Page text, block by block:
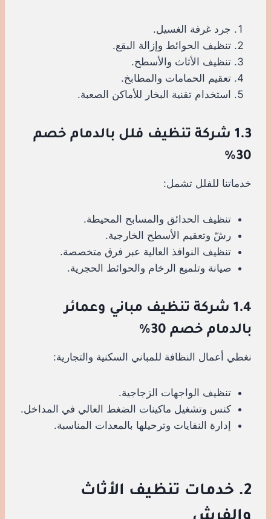
جرد غرفة الغسيل.
تنظيف الحوائط وإزالة البقع.
تنظيف الأثاث والأسطح.
تعقيم الحمامات والمطابخ.
استخدام تقنية البخار للأماكن الصعبة.
1.3 شركة تنظيف فلل بالدمام خصم
30%
خدماتنا للفلل تشمل:
تنظيف الحدائق والمسابح المحيطة.
رشّ وتعقيم الأسطح الخارجية.
تنظيف النوافذ العالية عبر فرق متخصصة.
صيانة وتلميع الرخام والحوائط الحجرية.
1.4 شركة تنظيف مباني وعمائر
بالدمام خصم 30%
نغطي أعمال النظافة للمباني السكنية والتجارية:
تنظيف الواجهات الزجاجية.
كنس وتشغيل ماكينات الضغط العالي في المداخل.
إدارة النفايات وترحيلها بالمعدات المناسبة.
2. خدمات تنظيف الأثاث